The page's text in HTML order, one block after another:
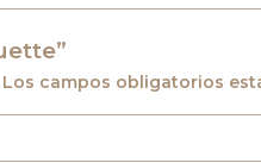
Los campos obligatorios